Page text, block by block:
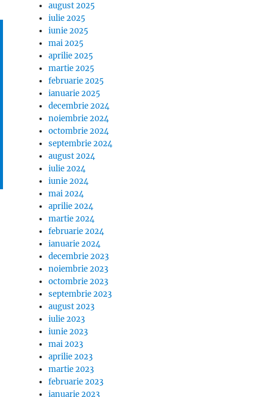
august 2025
iulie 2025
iunie 2025
mai 2025
aprilie 2025
martie 2025
februarie 2025
ianuarie 2025
decembrie 2024
noiembrie 2024
octombrie 2024
septembrie 2024
august 2024
iulie 2024
iunie 2024
mai 2024
aprilie 2024
martie 2024
februarie 2024
ianuarie 2024
decembrie 2023
noiembrie 2023
octombrie 2023
septembrie 2023
august 2023
iulie 2023
iunie 2023
mai 2023
aprilie 2023
martie 2023
februarie 2023
ianuarie 2023